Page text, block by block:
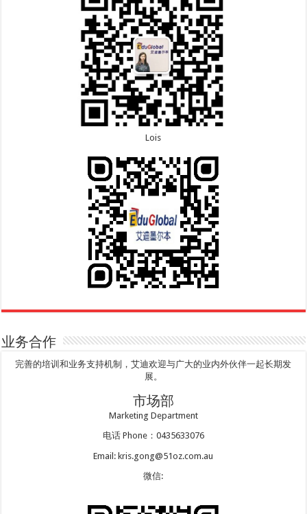
Lois
业务合作
完善的培训和业务支持机制，艾迪欢迎与广大的业内外伙伴一起长期发
展。
市场部
Marketing Department
电话 Phone：0435633076
Email: kris.gong@51oz.com.au
微信: